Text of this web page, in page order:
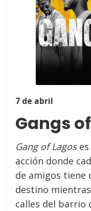
7 de abril
Gangs
Gang of Lagoses
acción donde
de amigos tiene
destino
calles del barrio